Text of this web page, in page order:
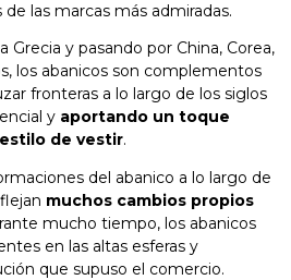
de las marcas más admiradas.
Grecia y pasando por China, Corea,
los abanicos son complementos
fronteras a lo largo de los siglos
y aportando un toque
de vestir.
del abanico a lo largo de
muchos cambios propios
mucho tiempo, los abanicos
en las altas esferas y
que supuso el comercio.